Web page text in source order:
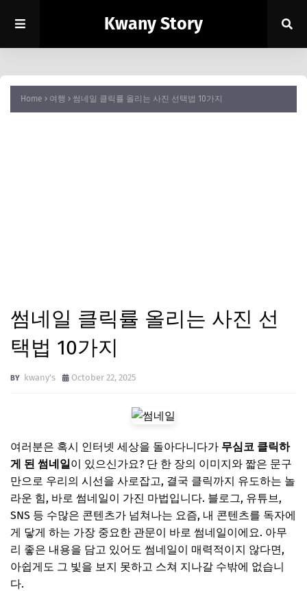
Kwany Story
Home 여행 썸네일 클릭률 올리는 사진 선택법 10가지
썸네일 클릭률 올리는 사진 선
택법 10가지
kwany's October 22, 2025
여러분은 혹시 인터넷 세상을 돌아다니다가 무심코 클릭하
게 된 썸네일이 있으신가요? 단 한 장의 이미지와 짧은 문구
만으로 우리의 시선을 사로잡고, 결국 클릭까지 유도하는 놀
라운 힘, 바로 썸네일이 가진 마법입니다. 블로그, 유튜브,
SNS 등 수많은 콘텐츠가 넘쳐나는 요즘, 내 콘텐츠를 독자에
게 닿게 하는 가장 중요한 관문이 바로 썸네일이에요. 아무
리 좋은 내용을 담고 있어도 썸네일이 매력적이지 않다면,
아쉽게도 그 빛을 보지 못하고 스쳐 지나갈 수밖에 없습니
다.